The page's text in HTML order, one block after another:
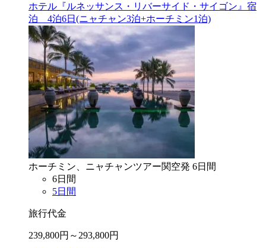
ホテル『ルネッサンス・リバーサイド・サイゴン』宿
泊 4泊6日(ニャチャン3泊+ホーチミン1泊)
ホーチミン、ニャチャンツアー関空発 6日間
6日間
5日間
旅行代金
239,800円～ 293,800円